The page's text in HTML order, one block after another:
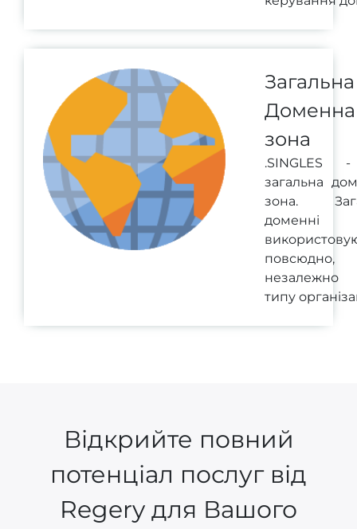
Загальна
Доменна
зона
.SINGLES
загальна
зона.
доменні
повсюдно,
типу
Відкрийте повний
потенціал послуг від
Regery для Вашого